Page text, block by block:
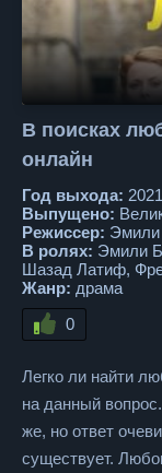
В поисках
онлайн
Год выхода: 2021
Выпущено:
Режиссер:
В ролях: Эмили
Шазад Латиф,
Жанр: драма
0
Легко ли найти
на данный
же, но ответ
существует.